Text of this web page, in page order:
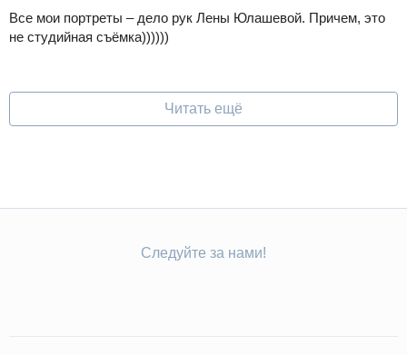
Все мои портреты – дело рук Лены Юлашевой. Причем, это
не студийная съёмка))))))
Читать ещё
Следуйте за нами!